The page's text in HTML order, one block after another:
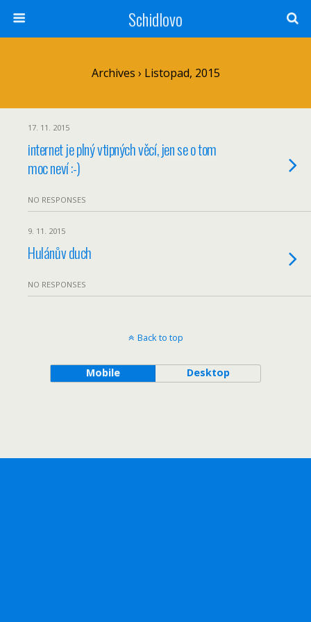
Schidlovo
Archives › Listopad, 2015
17. 11. 2015
internet je plný vtipných věcí, jen se o tom
moc neví :-)
NO RESPONSES
9. 11. 2015
Hulánův duch
NO RESPONSES
Back to top
Mobile Desktop